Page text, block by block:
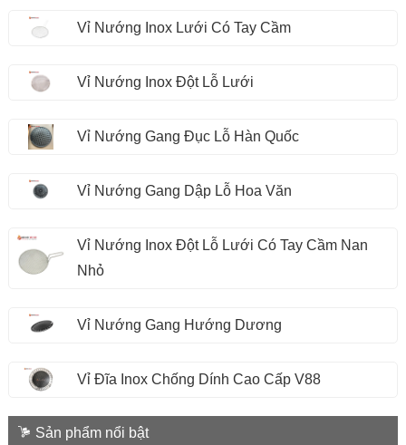
Vỉ Nướng Inox Lưới Có Tay Cầm
Vỉ Nướng Inox Đột Lỗ Lưới
Vỉ Nướng Gang Đục Lỗ Hàn Quốc
Vỉ Nướng Gang Dập Lỗ Hoa Văn
Vỉ Nướng Inox Đột Lỗ Lưới Có Tay Cầm Nan
Nhỏ
Vỉ Nướng Gang Hướng Dương
Vỉ Đĩa Inox Chống Dính Cao Cấp V88
Sản phẩm nổi bật